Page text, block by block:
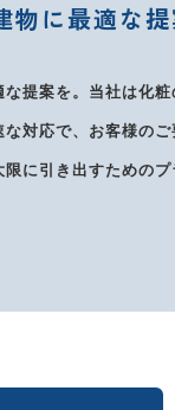
物に最適な
提案を。当社は化
対応で、お客様の
に引き出すための